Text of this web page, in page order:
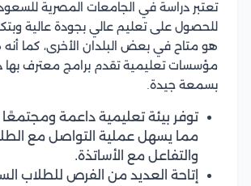
تعتبر دراسة في الجامعات المصرية
للحصول على تعليم عالي بجودة عالية
هو متاح في بعض البلدان الأخرى، كما
مؤسسات تعليمية تقدم برامج معترف بها
بسمعة جيدة.
توفر بيئة تعليمية داعمة ومجتمعًا
مما يسهل عملية التواصل مع
والتفاعل مع الأساتذة.
إتاحة العديد من الفرص للطلاب